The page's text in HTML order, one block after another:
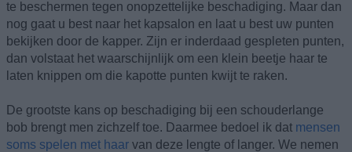
te beschermen tegen onopzettelijke beschadiging. Maar dan
nog gaat u best naar het kapsalon en laat u best uw punten
bekijken door de kapper. Zijn er inderdaad gespleten punten,
dan volstaat het waarschijnlijk om een klein beetje haar te
laten knippen om die kapotte punten kwijt te raken.
De grootste kans op beschadiging bij een schouderlange
bob brengt men zichzelf toe. Daarmee bedoel ik dat mensen
soms spelen met haar van deze lengte of langer. We nemen